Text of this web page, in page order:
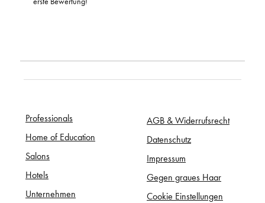
Professionals
Home of Education
Salons
Hotels
Unternehmen
AGB & Widerrufsrecht
Datenschutz
Impressum
Gegen graues Haar
Cookie Einstellungen